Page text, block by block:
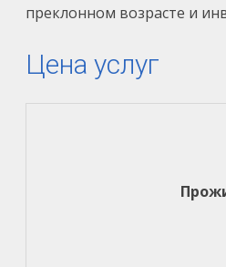
преклонном возрасте и
Цена услуг